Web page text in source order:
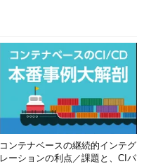
コンテナベースの継続的インテグ
レーションの利点／課題と、CIパ